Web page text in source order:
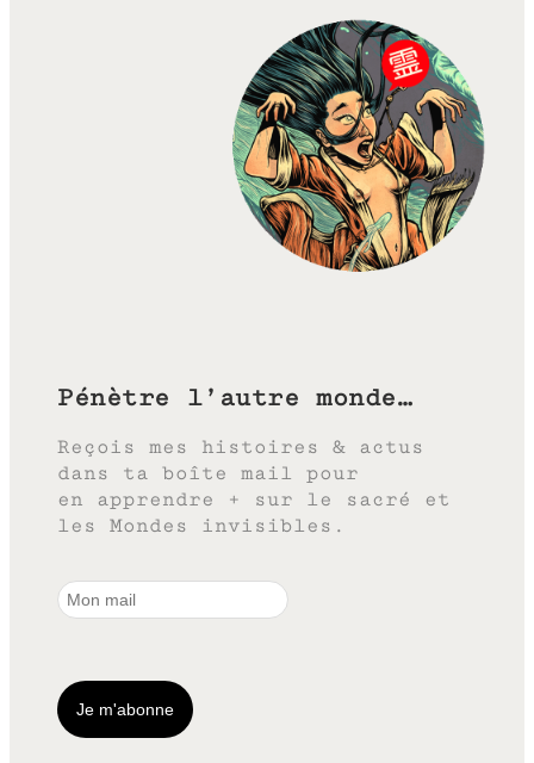
Pénètre l’autre monde…
Reçois mes histoires & actus
dans ta boîte mail pour
en apprendre + sur le sacré et
les Mondes invisibles.